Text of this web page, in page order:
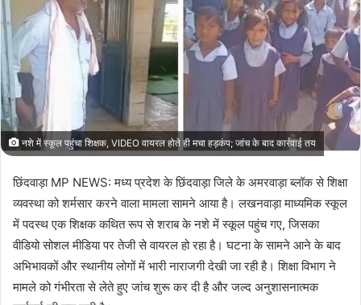
नशे में स्कूल पहुंचा शिक्षक, VIDEO वायरल होते ही मचा हड़कंप; जांच के बाद कार्रवाई तय
छिंदवाड़ा MP NEWS: मध्य प्रदेश के छिंदवाड़ा जिले के अमरवाड़ा ब्लॉक से शिक्षा
व्यवस्था को शर्मसार करने वाला मामला सामने आया है। लखनवाड़ा माध्यमिक स्कूल
में पदस्थ एक शिक्षक कथित रूप से शराब के नशे में स्कूल पहुंच गए, जिसका
वीडियो सोशल मीडिया पर तेजी से वायरल हो रहा है। घटना के सामने आने के बाद
अभिभावकों और स्थानीय लोगों में भारी नाराजगी देखी जा रही है। शिक्षा विभाग ने
मामले को गंभीरता से लेते हुए जांच शुरू कर दी है और जल्द अनुशासनात्मक